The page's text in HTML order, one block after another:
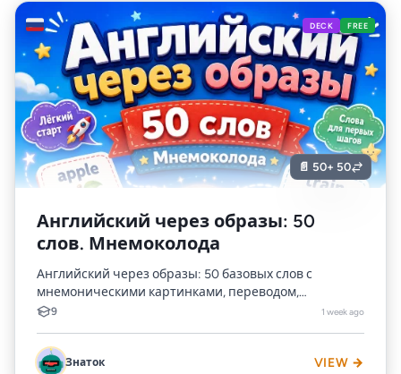
🇷🇺 DECK FREE
📄 50+ 50
Английский через образы: 50
слов. Мнемоколода
Английский через образы: 50 базовых слов с
мнемоническими картинками, переводом,
транскрипцией и примерами для лёгкого
9 1 week ago
Знаток VIEW →